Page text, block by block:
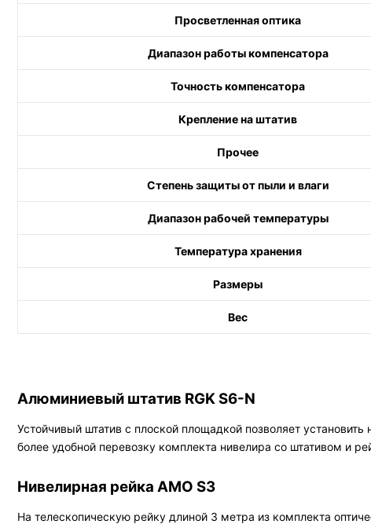
Просветленная оптика
Диапазон работы компенсатора
Точность компенсатора
Крепление на штатив
Прочее
Степень защиты от пыли и влаги
Диапазон рабочей температуры
Температура хранения
Размеры
Вес
Алюминиевый штатив RGK S6-N
Устойчивый штатив с плоской площадкой позволяет
более удобной перевозку комплекта нивелира со штативом и
Нивелирная рейка AMO S3
На телескопическую рейку длиной 3 метра из комплекта